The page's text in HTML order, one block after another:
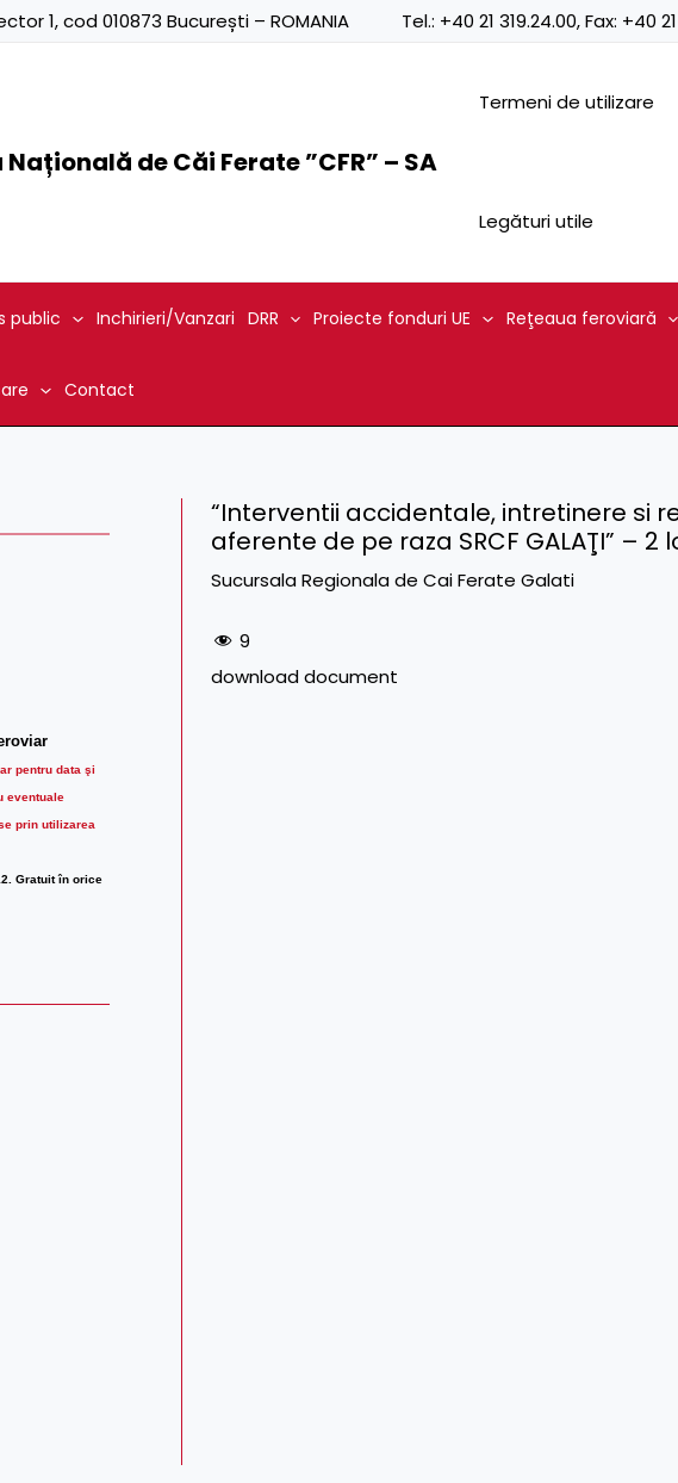
1, cod 010873 București – ROMANIA Tel.: +40 21 319.24.00, Fax: +40
de Căi Ferate ”CFR” – SA
Termeni de utilizare
Legături utile
public Inchirieri/Vanzari DRR Proiecte fonduri UE Reţeaua feroviară
Contact
pentru data şi
eventuale
prin utilizarea
Gratuit în orice
“Interventii accidentale, intretinere si
aferente de pe raza SRCF GALAŢI” – 2
Sucursala Regionala de Cai Ferate Galati
9
download document